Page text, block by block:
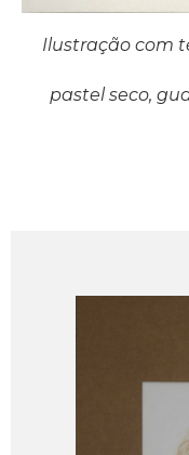
Ilustração com
pastel seco,
Ilustração com
pastel